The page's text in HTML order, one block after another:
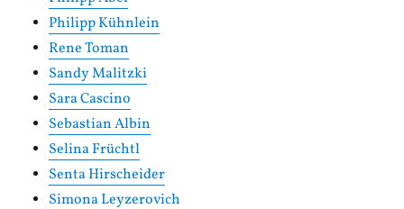
Philipp Kühnlein
Rene Toman
Sandy Malitzki
Sara Cascino
Sebastian Albin
Selina Früchtl
Senta Hirscheider
Simona Leyzerovich